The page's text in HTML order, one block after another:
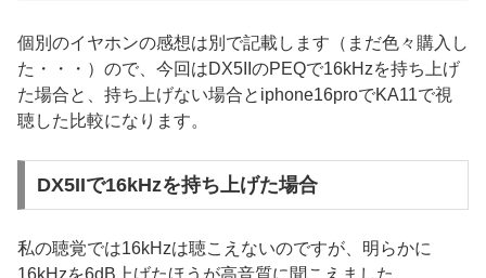
個別のイヤホンの感想は別で記載します（まだ色々購入し
た・・・）ので、今回はDX5IIのPEQで16kHzを持ち上げ
た場合と、持ち上げない場合とiphone16proでKA11で視
聴した比較になります。
DX5IIで16kHzを持ち上げた場合
私の聴覚では16kHzは聴こえないのですが、明らかに